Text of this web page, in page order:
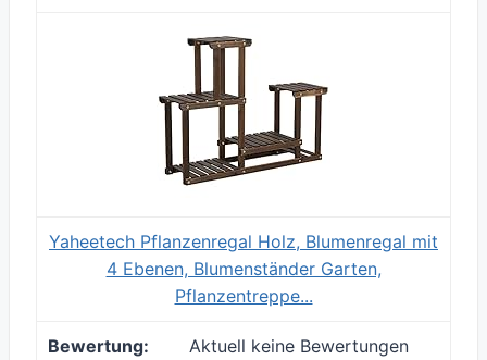
Yaheetech Pflanzenregal Holz, Blumenregal mit
4 Ebenen, Blumenständer Garten,
Pflanzentreppe...
Aktuell keine Bewertungen